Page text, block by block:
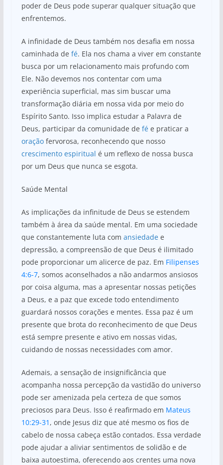
poder de Deus pode superar qualquer situação que
enfrentemos.
A infinidade de Deus também nos desafia em nossa
caminhada de fé. Ela nos chama a viver em constante
busca por um relacionamento mais profundo com
Ele. Não devemos nos contentar com uma
experiência superficial, mas sim buscar uma
transformação diária em nossa vida por meio do
Espírito Santo. Isso implica estudar a Palavra de
Deus, participar da comunidade de fée praticar a
oraçãofervorosa, reconhecendo que nosso
crescimento espiritual é um reflexo de nossa busca
por um Deus que nunca se esgota.
Saúde Mental
As implicações da infinitude de Deus se estendem
também à área da saúde mental. Em uma sociedade
que constantemente luta com ansiedadee
depressão, a compreensão de que Deus é ilimitado
pode proporcionar um alicerce de paz. Em Filipenses
4:6-7, somos aconselhados a não andarmos ansiosos
por coisa alguma, mas a apresentar nossas petições
a Deus, e a paz que excede todo entendimento
guardará nossos corações e mentes. Essa paz é um
presente que brota do reconhecimento de que Deus
está sempre presente e ativo em nossas vidas,
cuidando de nossas necessidades com amor.
Ademais, a sensação de insignificância que
acompanha nossa percepção da vastidão do universo
pode ser amenizada pela certeza de que somos
preciosos para Deus. Isso é reafirmado em Mateus
10:29-31 , onde Jesus diz que até mesmo os fios de
cabelo de nossa cabeça estão contados. Essa verdade
pode ajudar a aliviar sentimentos de solidão e de
baixa autoestima, oferecendo aos crentes uma nova